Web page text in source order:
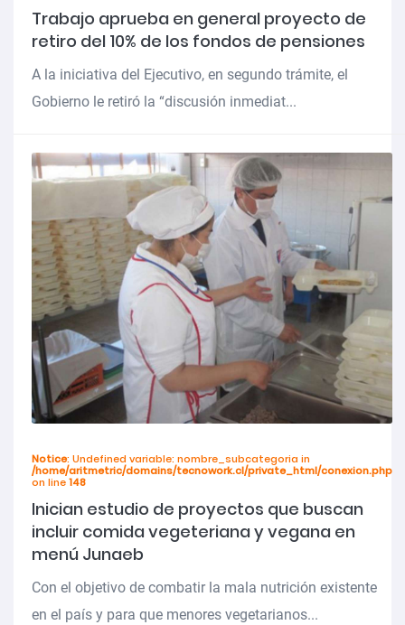
Trabajo aprueba en general proyecto de
retiro del 10% de los fondos de pensiones
A la iniciativa del Ejecutivo, en segundo trámite, el
Gobierno le retiró la “discusión inmediat...
Notice: Undefined variable: nombre_subcategoria in
/home/aritmetric/domains/tecnowork.cl/private_html/conexion.php
on line148
Inician estudio de proyectos que buscan
incluir comida vegeteriana y vegana en
menú Junaeb
Con el objetivo de combatir la mala nutrición existente
en el país y para que menores vegetarianos...